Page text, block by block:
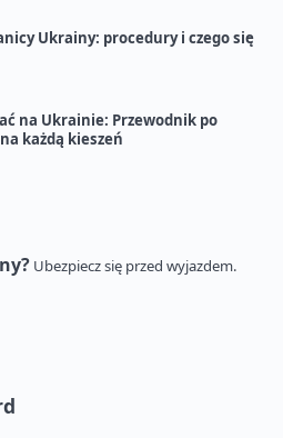
Ukrainy: procedury i czego się
na Ukrainie: Przewodnik po
każdą kieszeń
Ubezpiecz się przed wyjazdem.